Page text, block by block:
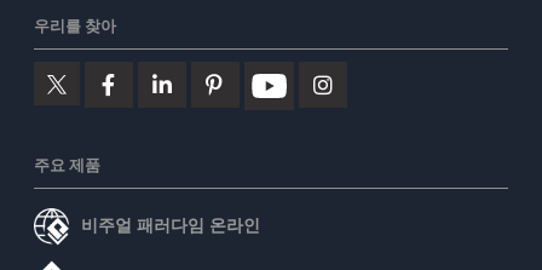
우리를 찾아
주요 제품
비주얼 패러다임 온라인